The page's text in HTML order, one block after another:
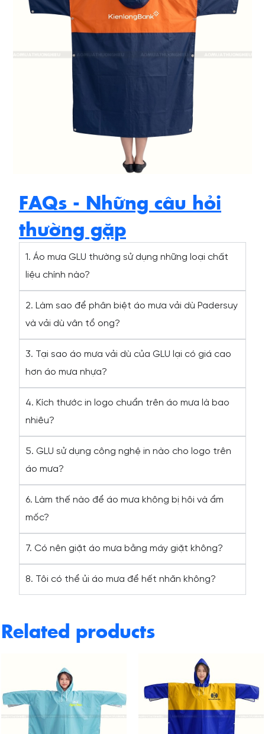
FAQs - Những câu hỏi
thường gặp
1. Áo mưa GLU thường sử dụng những loại chất
liệu chính nào?
2. Làm sao để phân biệt áo mưa vải dù Padersuy
và vải dù vân tổ ong?
3. Tại sao áo mưa vải dù của GLU lại có giá cao
hơn áo mưa nhựa?
4. Kích thước in logo chuẩn trên áo mưa là bao
nhiêu?
5. GLU sử dụng công nghệ in nào cho logo trên
áo mưa?
6. Làm thế nào để áo mưa không bị hôi và ẩm
mốc?
7. Có nên giặt áo mưa bằng máy giặt không?
8. Tôi có thể ủi áo mưa để hết nhăn không?
Related products